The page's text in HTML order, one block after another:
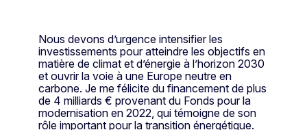
Nous devons d’urgence intensifier les
investissements pour atteindre les objectifs en
matière de climat et d’énergie à l’horizon 2030
et ouvrir la voie à une Europe neutre en
carbone. Je me félicite du financement de plus
de 4 milliards € provenant du Fonds pour la
modernisation en 2022, qui témoigne de son
rôle important pour la transition énergétique.